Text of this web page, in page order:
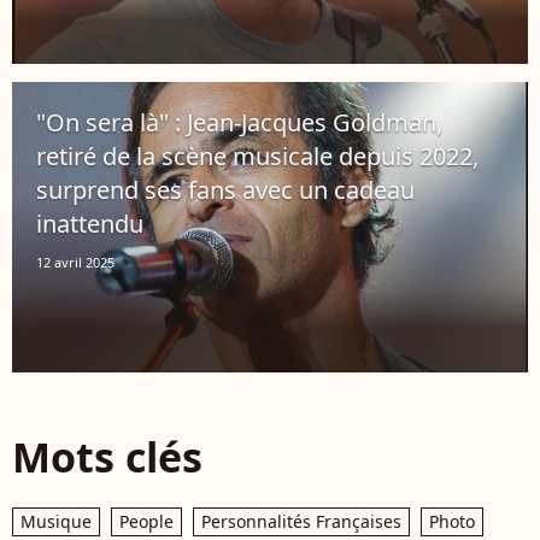
"On sera là" : Jean-Jacques Goldman,
retiré de la scène musicale depuis 2022,
surprend ses fans avec un cadeau
inattendu
12 avril 2025
Mots clés
Musique People Personnalités Françaises Photo